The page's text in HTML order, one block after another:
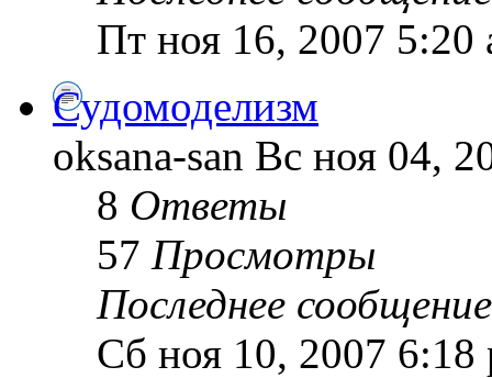
Пт ноя 16, 2007 5:20
Судомоделизм
oksana-san Вс ноя 04,
8 Ответы
57 Просмотры
Последнее сообщение
Сб ноя 10, 2007 6:18